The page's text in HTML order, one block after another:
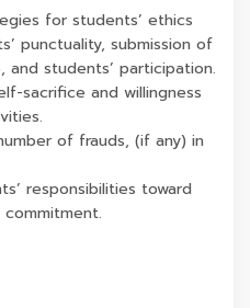
for students’ ethics
punctuality, submission of
and students’ participation.
sacrifice and willingness
of frauds, (if any) in
responsibilities toward